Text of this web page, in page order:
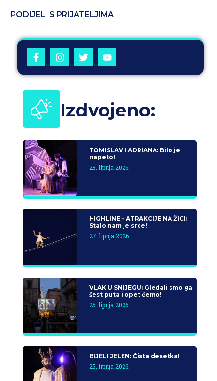
PODIJELI S PRIJATELJIMA
Izdvojeno:
TOMISLAV I ADRIANA: Bilo je
napeto!
28. lipnja 2026.
HIGHLINE – ATRAKCIJE NA ŽICI:
Stalo nam je srce!
27. lipnja 2026.
VLAK U SNIJEGU: Gledali smo ga
šest puta i opet ćemo!
25. lipnja 2026.
BIJELI JELEN: Čista desetka!
25. lipnja 2026.